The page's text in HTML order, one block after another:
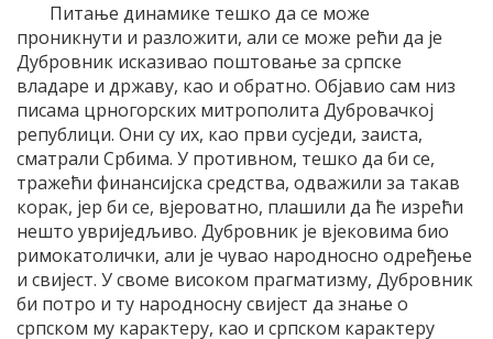
Питање динамике тешко да се може
проникнути и разложити, али се може рећи да је
Дубровник исказивао поштовање за српске
владаре и државу, као и обратно. Објавио сам низ
писама црногорских митрополита Дубровачкој
републици. Они су их, као први сусједи, заиста,
сматрали Србима. У противном, тешко да би се,
тражећи финансијска средства, одважили за такав
корак, јер би се, вјероватно, плашили да ће изрећи
нешто увриједљиво. Дубровник је вјековима био
римокатолички, али је чувао народносно одређење
и свијест. У своме високом прагматизму, Дубровник
би потро и ту народносну свијест да знање о
српском му карактеру, као и српском карактеру